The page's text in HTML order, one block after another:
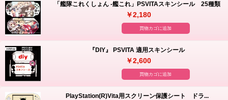
「艦隊これくしょん -艦これ」PSVITAスキンシール 25種類
￥2,180
買物カゴに追加
『DIY』 PSVITA 適用スキンシール
￥2,600
買物カゴに追加
PlayStation(R)Vita用スクリーン保護シート ドラ...